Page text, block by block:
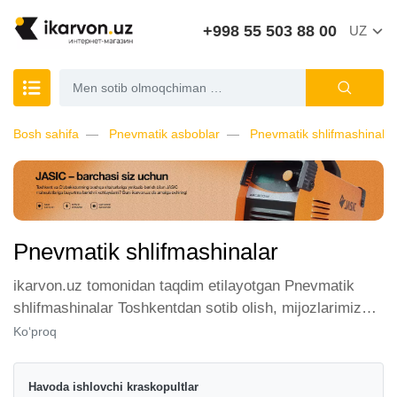
+998 55 503 88 00 UZ
Bosh sahifa Pnevmatik asboblar Pnevmatik shlifmashinalar
Pnevmatik shlifmashinalar
ikarvon.uz tomonidan taqdim etilayotgan Pnevmatik
shlifmashinalar Toshkentdan sotib olish, mijozlarimiz
orasida katta talabga ega. Biz ushbu toifadagi tovarlarni
Ko‘proq
Havoda ishlovchi kraskopultlar